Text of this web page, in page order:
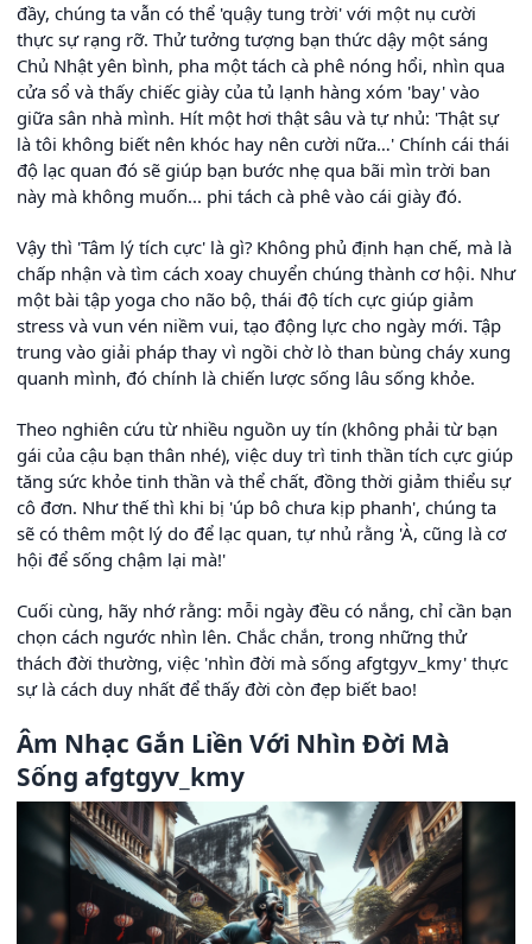
đầy, chúng ta vẫn có thể 'quậy tung trời' với một nụ cười
thực sự rạng rỡ. Thử tưởng tượng bạn thức dậy một sáng
Chủ Nhật yên bình, pha một tách cà phê nóng hổi, nhìn qua
cửa sổ và thấy chiếc giày của tủ lạnh hàng xóm 'bay' vào
giữa sân nhà mình. Hít một hơi thật sâu và tự nhủ: 'Thật sự
là tôi không biết nên khóc hay nên cười nữa…' Chính cái thái
độ lạc quan đó sẽ giúp bạn bước nhẹ qua bãi mìn trời ban
này mà không muốn... phi tách cà phê vào cái giày đó.
Vậy thì 'Tâm lý tích cực' là gì? Không phủ định hạn chế, mà là
chấp nhận và tìm cách xoay chuyển chúng thành cơ hội. Như
một bài tập yoga cho não bộ, thái độ tích cực giúp giảm
stress và vun vén niềm vui, tạo động lực cho ngày mới. Tập
trung vào giải pháp thay vì ngồi chờ lò than bùng cháy xung
quanh mình, đó chính là chiến lược sống lâu sống khỏe.
Theo nghiên cứu từ nhiều nguồn uy tín (không phải từ bạn
gái của cậu bạn thân nhé), việc duy trì tinh thần tích cực giúp
tăng sức khỏe tinh thần và thể chất, đồng thời giảm thiểu sự
cô đơn. Như thế thì khi bị 'úp bô chưa kịp phanh', chúng ta
sẽ có thêm một lý do để lạc quan, tự nhủ rằng 'À, cũng là cơ
hội để sống chậm lại mà!'
Cuối cùng, hãy nhớ rằng: mỗi ngày đều có nắng, chỉ cần bạn
chọn cách ngước nhìn lên. Chắc chắn, trong những thử
thách đời thường, việc 'nhìn đời mà sống afgtgyv_kmy' thực
sự là cách duy nhất để thấy đời còn đẹp biết bao!
Âm Nhạc Gắn Liền Với Nhìn Đời Mà
Sống afgtgyv_kmy